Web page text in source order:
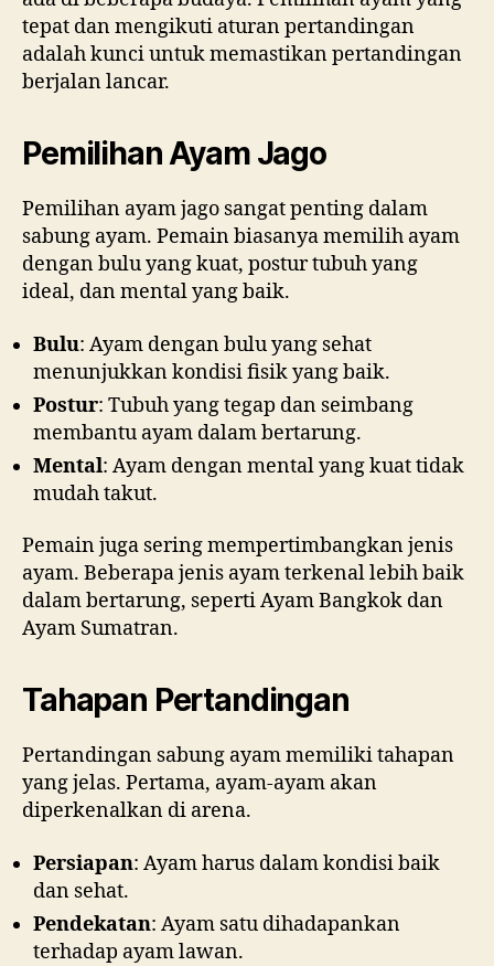
tepat dan mengikuti aturan pertandingan
adalah kunci untuk memastikan pertandingan
berjalan lancar.
Pemilihan Ayam Jago
Pemilihan ayam jago sangat penting dalam
sabung ayam. Pemain biasanya memilih ayam
dengan bulu yang kuat, postur tubuh yang
ideal, dan mental yang baik.
Bulu: Ayam dengan bulu yang sehat
menunjukkan kondisi fisik yang baik.
Postur: Tubuh yang tegap dan seimbang
membantu ayam dalam bertarung.
Mental: Ayam dengan mental yang kuat tidak
mudah takut.
Pemain juga sering mempertimbangkan jenis
ayam. Beberapa jenis ayam terkenal lebih baik
dalam bertarung, seperti Ayam Bangkok dan
Ayam Sumatran.
Tahapan Pertandingan
Pertandingan sabung ayam memiliki tahapan
yang jelas. Pertama, ayam-ayam akan
diperkenalkan di arena.
Persiapan: Ayam harus dalam kondisi baik
dan sehat.
Pendekatan: Ayam satu dihadapankan
terhadap ayam lawan.